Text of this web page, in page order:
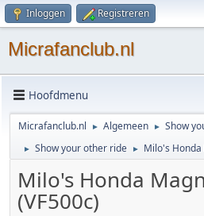
Inloggen Registreren
Micrafanclub.nl
Hoofdmenu
Micrafanclub.nl ► Algemeen ► Show
► Show your other ride ► Milo's Honda
Milo's Honda
(VF500c)